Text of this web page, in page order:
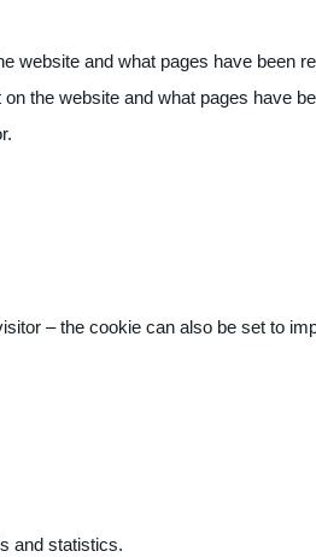
website and what pages have been
the website and what pages have
– the cookie can also be set to
and statistics.